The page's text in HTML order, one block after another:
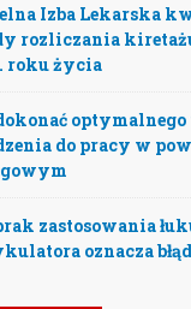
Izba Lekarska
rozliczania
roku życia
do pracy w
zastosowania
oznacza